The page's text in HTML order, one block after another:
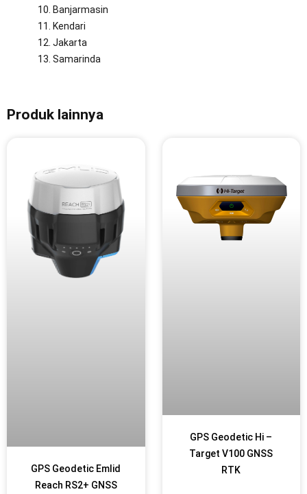
Banjarmasin
Kendari
Jakarta
Samarinda
Produk lainnya
GPS Geodetic Emlid
Reach RS2+ GNSS
GPS Geodetic Hi –
Target V100 GNSS
RTK